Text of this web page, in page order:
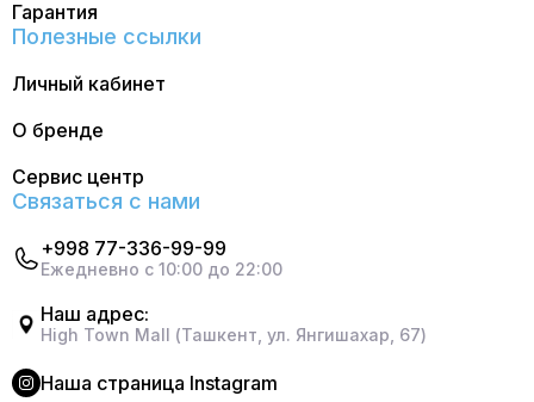
Гарантия
Полезные ссылки
Личный кабинет
О бренде
Сервис центр
Связаться с нами
+998 77-336-99-99
Ежедневно с 10:00 до 22:00
Наш адрес:
High Town Mall (Ташкент, ул. Янгишахар, 67)
Наша страница Instagram